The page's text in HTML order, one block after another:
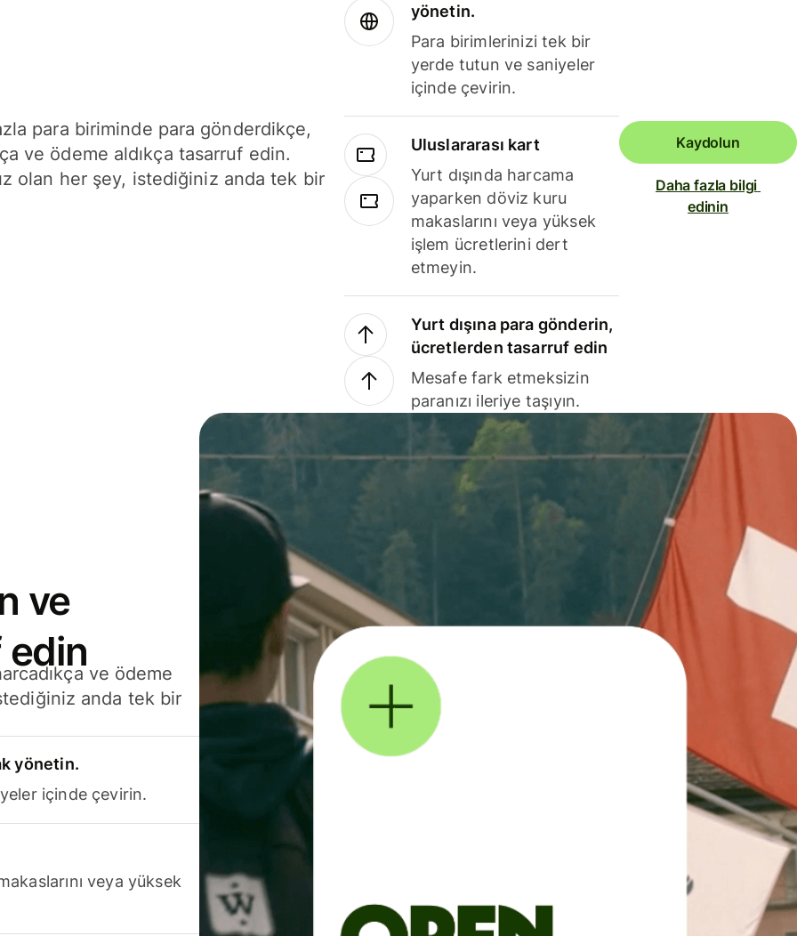
para biriminde para gönderdikçe,
ve ödeme aldıkça tasarruf edin.
olan her şey, istediğiniz anda tek bir
yönetin.
Para birimlerinizi tek bir
yerde tutun ve saniyeler
içinde çevirin.
Uluslararası kart
Yurt dışında harcama
yaparken döviz kuru
makaslarını veya yüksek
işlem ücretlerini dert
etmeyin.
Yurt dışına para gönderin,
ücretlerden tasarruf edin
Mesafe fark etmeksizin
paranızı ileriye taşıyın.
Kaydolun
Daha fazla bilgi
edinin
ve
edinve ödeme
anda tek bir
yönetin.
içinde çevirin.
veya yüksek